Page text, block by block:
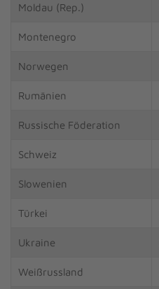
Moldau (Rep.)
Montenegro
Norwegen
Rumänien
Russische Föderation
Schweiz
Slowenien
Türkei
Ukraine
Weißrussland